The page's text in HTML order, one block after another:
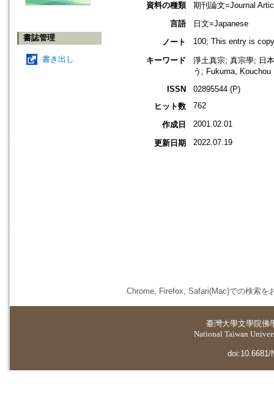
書誌管理
書き出し
資料の種類
期刊論文=Journal
言語
日文=Japanese
ノート
100; This entry is
キーワード
淨土真宗; 真宗學; 日
う; Fukuma, Kouchou
ISSN
02895544 (P)
ヒット数
762
作成日 2001.02.01
更新日期 2022.07.19
Chrome, Firefox, Safari(Mac)での検索を
臺灣大學文學院佛
National Taiwan
doi:10.6681/